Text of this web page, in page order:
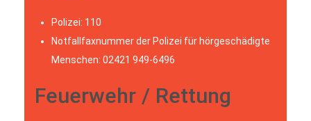
Polizei: 110
Notfallfaxnummer der Polizei für hörgeschädigte
Menschen: 02421 949-6496
Feuerwehr / Rettung